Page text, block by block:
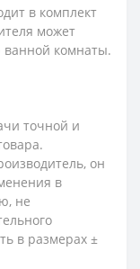
в комплект
может
ванной комнаты.
точной и
он
в
не
в размерах ±